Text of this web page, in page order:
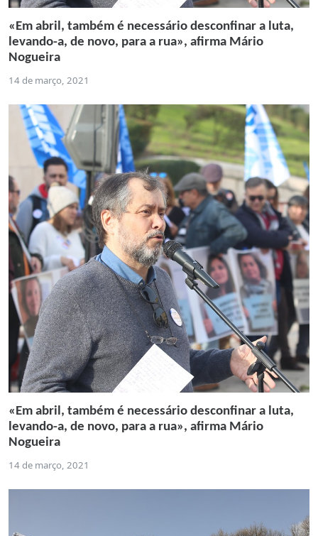
«Em abril, também é necessário desconfinar a luta,
levando-a, de novo, para a rua», afirma Mário
Nogueira
14 de março, 2021
«Em abril, também é necessário desconfinar a luta,
levando-a, de novo, para a rua», afirma Mário
Nogueira
14 de março, 2021